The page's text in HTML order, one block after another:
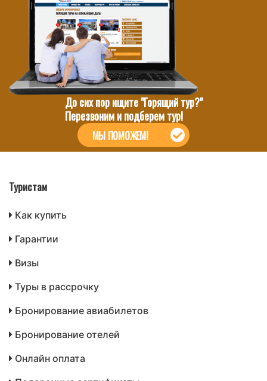
До сих пор ищите "Горящий тур?"
Перезвоним и подберем тур!
МЫ ПОМОЖЕМ!
Туристам
Как купить
Гарантии
Визы
Туры в рассрочку
Бронирование авиабилетов
Бронирование отелей
Онлайн оплата